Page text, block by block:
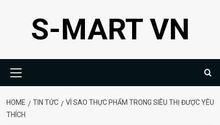
S-MART VN
Menu
HOME TIN TỨC
VÌ SAO THỰC PHẨM TRONG SIÊU THỊ ĐƯỢC YÊU
THÍCH